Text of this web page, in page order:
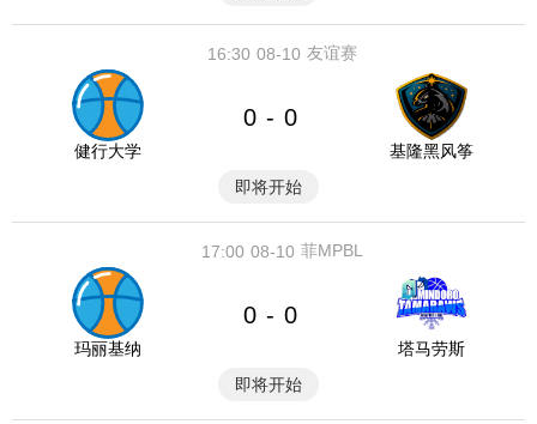
08-10
16:30 友谊赛
健行大学
0 - 0
基隆黑风筝
即将开始
08-10
17:00 菲MPBL
玛丽基纳
0 - 0
塔马劳斯
即将开始